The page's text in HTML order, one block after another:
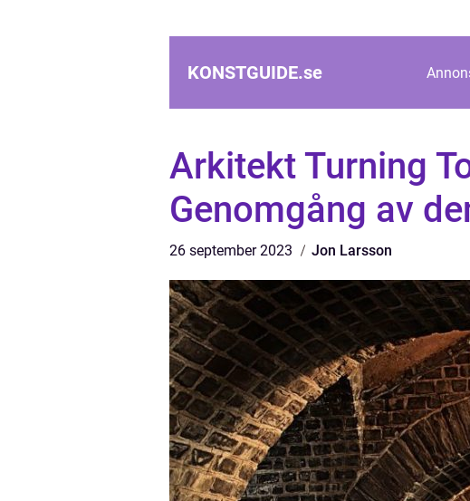
KONSTGUIDE.se
Arkitekt Turning
Genomgång av
26 september 2023 Jon Larsson